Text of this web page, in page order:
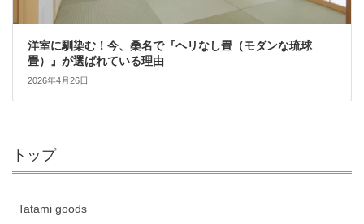
洋室に馴染む！今、桑名で『ヘリなし畳（モダンな琉球
畳）』が選ばれている理由
2026年4月26日
トップ
Tatami goods